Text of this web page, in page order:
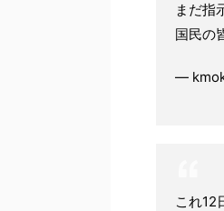
まだ指
国民の
—
これ12